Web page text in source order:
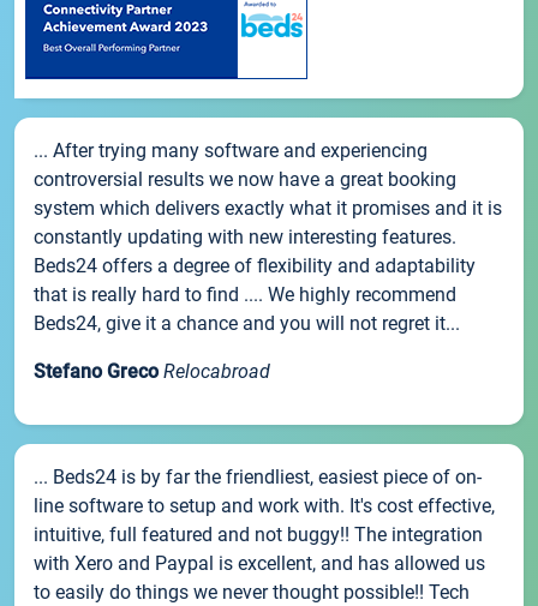
... After trying many software and experiencing
controversial results we now have a great booking
system which delivers exactly what it promises and it is
constantly updating with new interesting features.
Beds24 offers a degree of flexibility and adaptability
that is really hard to find .... We highly recommend
Beds24, give it a chance and you will not regret it...
Stefano Greco Relocabroad
... Beds24 is by far the friendliest, easiest piece of on-
line software to setup and work with. It's cost effective,
intuitive, full featured and not buggy!! The integration
with Xero and Paypal is excellent, and has allowed us
to easily do things we never thought possible!! Tech